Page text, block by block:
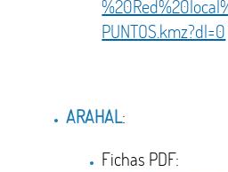
PUNTOS.kmz?dl=0
ARAHAL:
Fichas PDF: